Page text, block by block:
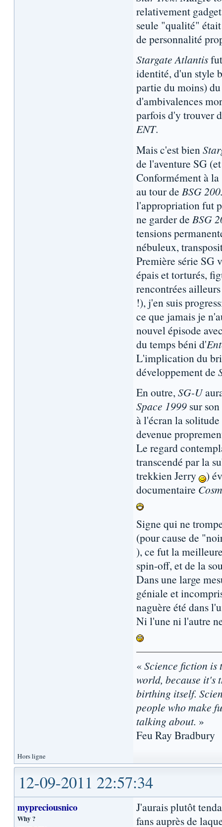
relativement
seule "qualité"
de personnalité
Stargate Atlantis
identité, d'un style
partie du moins)
d'ambivalences
parfois d'y trouver
ENT.
Mais c'est bien
de l'aventure SG
Conformément à
au tour de BSG
l'appropriation fut
ne garder de BSG
tensions
nébuleux,
Première série SG
épais et torturés,
rencontrées
!), j'en suis
ce que jamais je
nouvel épisode
du temps béni d'
L'implication du
développement de
En outre, SG-U
Space 1999 sur
à l'écran la
devenue
Le regard
transcendé par la
trekkien Jerry
)
documentaire
Signe qui ne
(pour cause de
), ce fut la
spin-off, et de la
Dans une large
géniale et
naguère été dans
Ni l'une ni l'autre
« Science fiction is
world, because it's
birthing itself.
people who make
talking about. »
Feu Ray Bradbury
Hors ligne
12-09-2011 22:57:34
mypreciousnico
Why ?
J'aurais plutôt
fans auprès de